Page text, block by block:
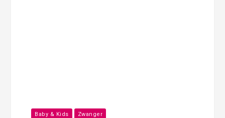
Baby & Kids Zwanger